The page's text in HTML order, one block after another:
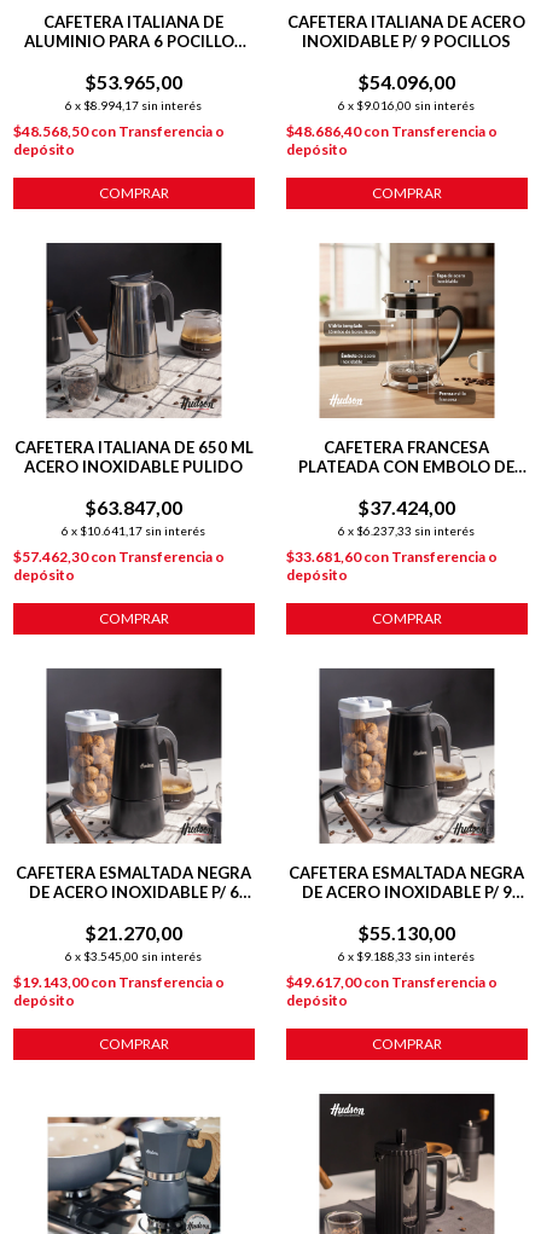
CAFETERA ITALIANA DE
ALUMINIO PARA 6 POCILLOS
$53.965,00
6 x $8.994,17 sin interés
$48.568,50con Transferencia o
depósito
COMPRAR
CAFETERA ITALIANA DE ACERO
INOXIDABLE P/ 9 POCILLOS
$54.096,00
6 x $9.016,00 sin interés
$48.686,40con Transferencia o
depósito
COMPRAR
CAFETERA ITALIANA DE 650 ML
ACERO INOXIDABLE PULIDO
$63.847,00
6 x $10.641,17 sin interés
$57.462,30con Transferencia o
depósito
COMPRAR
CAFETERA FRANCESA
PLATEADA CON EMBOLO DE
$37.424,00
6 x $6.237,33 sin interés
$33.681,60con Transferencia o
depósito
COMPRAR
CAFETERA ESMALTADA NEGRA
DE ACERO INOXIDABLE P/ 6
$21.270,00
6 x $3.545,00 sin interés
$19.143,00con Transferencia o
depósito
COMPRAR
CAFETERA ESMALTADA NEGRA
DE ACERO INOXIDABLE P/ 9
$55.130,00
6 x $9.188,33 sin interés
$49.617,00con Transferencia o
depósito
COMPRAR